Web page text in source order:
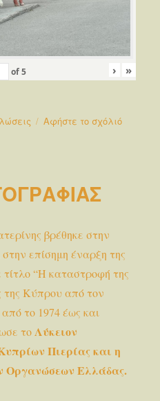
of5 › »
Αφήστε το σχόλιό
βρέθηκε στην
επίσημη έναρξη της
“Η καταστροφή της
της Κύπρου από τον
το 1974 έως και
το Λύκειον
Πιερίας και η
Οργανώσεων Ελλάδας.